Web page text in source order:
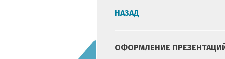
НАЗАД
ОФОРМЛЕНИЕ